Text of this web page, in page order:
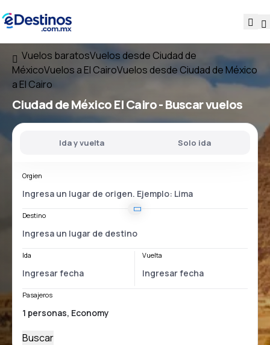
Vuelos baratosVuelos desde Ciudad de
MéxicoVuelos a El CairoVuelos desde Ciudad de México
a El Cairo
Ciudad de México El Cairo- Buscar vuelos
Ida y vuelta Solo ida
Orgien
Destino
Ida Vuelta
Pasajeros
Buscar